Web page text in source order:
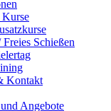
Schießen
Kontakt
Angebote